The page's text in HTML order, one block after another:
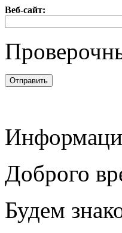
Веб-сайт:
Доброго
Будем